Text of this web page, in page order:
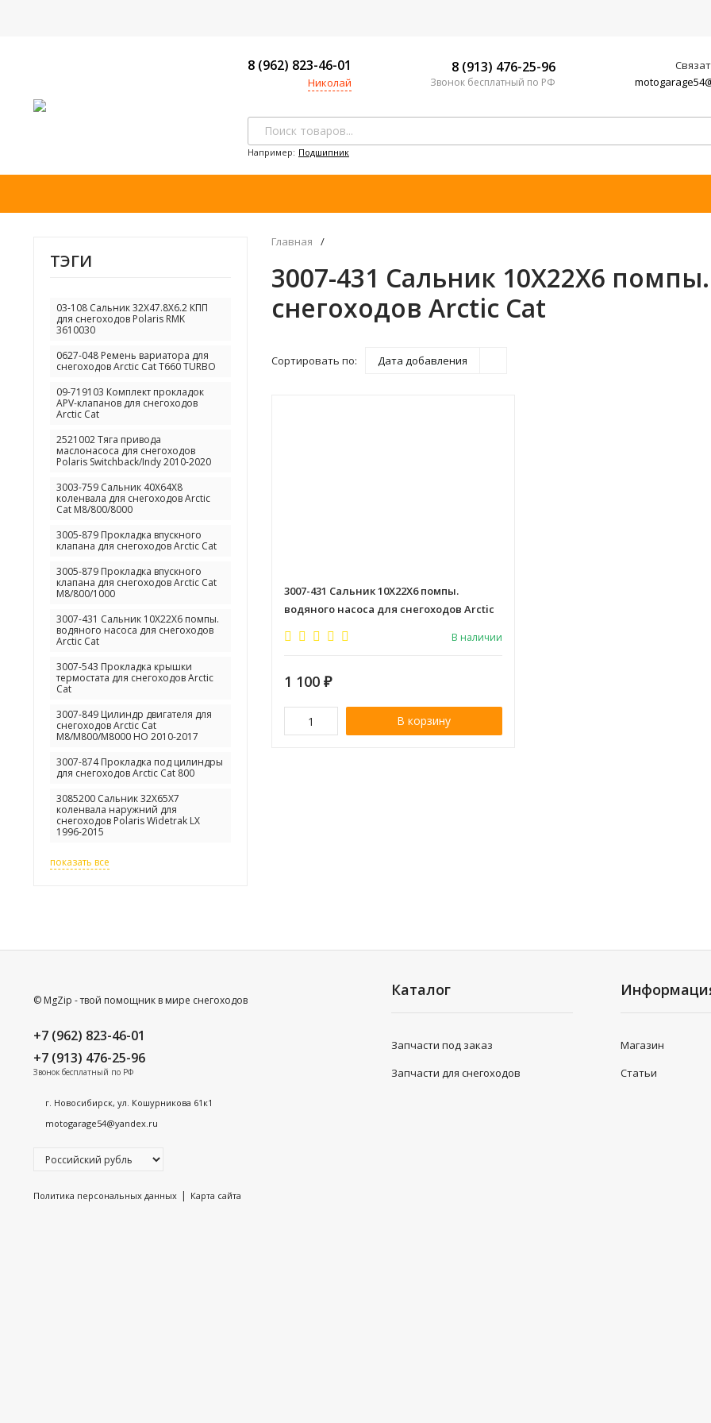
8 (962) 823-46-01
Николай
8 (913) 476-25-96
Звонок бесплатный по РФ
Например: Подшипник
ТЭГИ
03-108 Сальник 32X47.8X6.2 КПП
для снегоходов Polaris RMK
3610030
0627-048 Ремень вариатора для
снегоходов Arctic Cat T660 TURBO
09-719103 Комплект прокладок
APV-клапанов для снегоходов
Arctic Cat
2521002 Тяга привода
маслонасоса для снегоходов
Polaris Switchback/Indy 2010-2020
3003-759 Сальник 40X64X8
коленвала для снегоходов Arctic
Cat M8/800/8000
3005-879 Прокладка впускного
клапана для снегоходов Arctic Cat
3005-879 Прокладка впускного
клапана для снегоходов Arctic Cat
M8/800/1000
3007-431 Сальник 10X22X6 помпы.
водяного насоса для снегоходов
Arctic Cat
3007-543 Прокладка крышки
термостата для снегоходов Arctic
Cat
3007-849 Цилиндр двигателя для
снегоходов Arctic Cat
M8/M800/M8000 HO 2010-2017
3007-874 Прокладка под цилиндры
для снегоходов Arctic Cat 800
3085200 Сальник 32X65X7
коленвала наружний для
снегоходов Polaris Widetrak LX
1996-2015
показать все
Главная /
3007-431 Сальник 10X22X6
снегоходов Arctic Cat
Сортировать по: Дата добавления
3007-431 Сальник 10X22X6 помпы.
водяного насоса для снегоходов Arctic
В наличии
1 100 ₽
В корзину
© MgZip - твой помощник в мире снегоходов
+7 (962) 823-46-01
+7 (913) 476-25-96
Звонок бесплатный по РФ
г. Новосибирск, ул. Кошурникова 61к1
motogarage54@yandex.ru
Политика персональных данных | Карта сайта
Каталог
Запчасти под заказ
Запчасти для снегоходов
Магазин
Статьи